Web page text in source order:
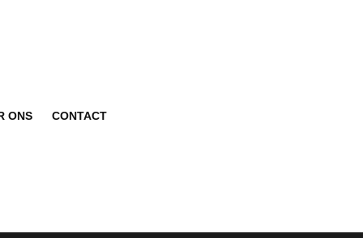
ONS CONTACT